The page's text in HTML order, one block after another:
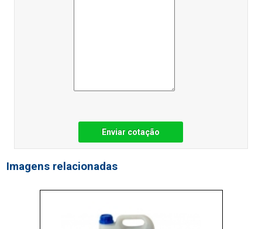
Enviar cotação
Imagens relacionadas